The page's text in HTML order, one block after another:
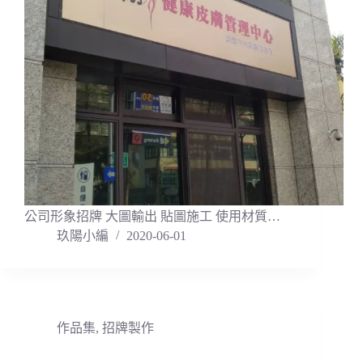
公司形象招牌 大圖輸出 貼圖施工 使用材質…
玖陽小編
2020-06-01
作品集, 招牌製作